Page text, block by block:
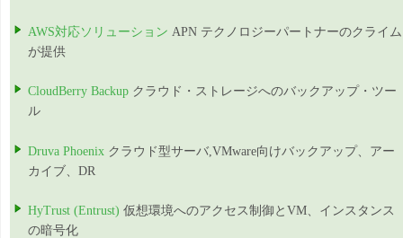
AWS対応ソリューション APN テクノロジーパートナーのクライム
が提供
CloudBerry Backup クラウド・ストレージへのバックアップ・ツー
ル
Druva Phoenix クラウド型サーバ,VMware向けバックアップ、アー
カイブ、DR
HyTrust (Entrust) 仮想環境へのアクセス制御とVM、インスタンス
の暗号化